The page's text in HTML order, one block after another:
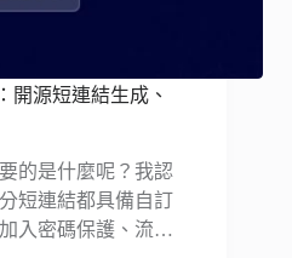
開源短連結生成、
的是什麼呢？我認
短連結都具備自訂
入密碼保護、流…